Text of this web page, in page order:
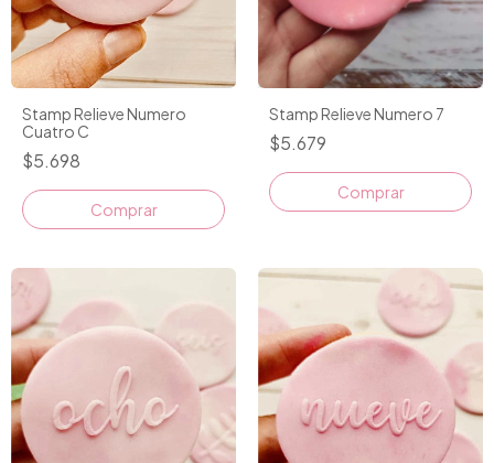
Stamp Relieve Numero
Cuatro C
$5.698
Stamp Relieve Numero 7
$5.679